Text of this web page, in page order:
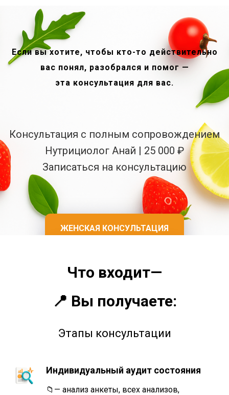
Если вы хотите, чтобы кто-то действительно
вас понял, разобрался и помог —
эта консультация для вас.
Консультация с полным сопровождением
Нутрициолог Анай | 25 000 ₽
Записаться на консультацию
ЖЕНСКАЯ КОНСУЛЬТАЦИЯ
Что входит—
📍 Вы получаете:
Этапы консультации
Индивидуальный аудит состояния
📁— анализ анкеты, всех анализов,